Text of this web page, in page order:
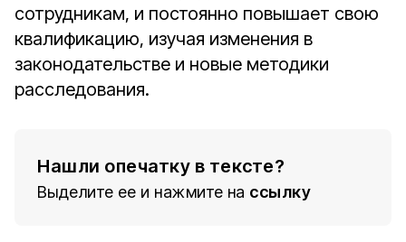
сотрудникам, и постоянно повышает свою
квалификацию, изучая изменения в
законодательстве и новые методики
расследования.
Нашли опечатку в тексте?
Выделите ее и нажмите на ссылку